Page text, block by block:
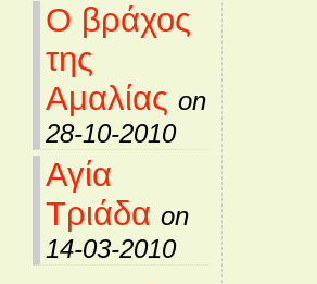
Ο βράχος
της
Αμαλίας on
28-10-2010
Αγία
Τριάδα on
14-03-2010